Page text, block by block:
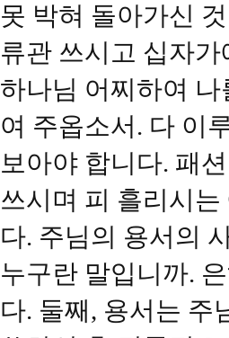
못 박혀 돌아가신
류관 쓰시고 십자
하나님 어찌하여
여 주옵소서. 다 이
보아야 합니다. 패
쓰시며 피 흘리시
다. 주님의 용서의
누구란 말입니까.
다. 둘째, 용서는 주